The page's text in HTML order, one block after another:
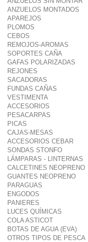
ANZUELOS MONTADOS
APAREJOS
PLOMOS
CEBOS
REMOJOS-AROMAS
SOPORTES CAÑA
GAFAS POLARIZADAS
REJONES
SACADORAS
FUNDAS CAÑAS
VESTIMENTA
ACCESORIOS
PESACARPAS
PICAS
CAJAS-MESAS
ACCESORIOS CEBAR
SONDAS STONFO
LÁMPARAS - LINTERNAS
CALCETINES NEOPRENO
GUANTES NEOPRENO
PARAGUAS
ENGODOS
PANIERES
LUCES QUÍMICAS
COLA ASTICOT
BOTAS DE AGUA (EVA)
OTROS TIPOS DE PESCA